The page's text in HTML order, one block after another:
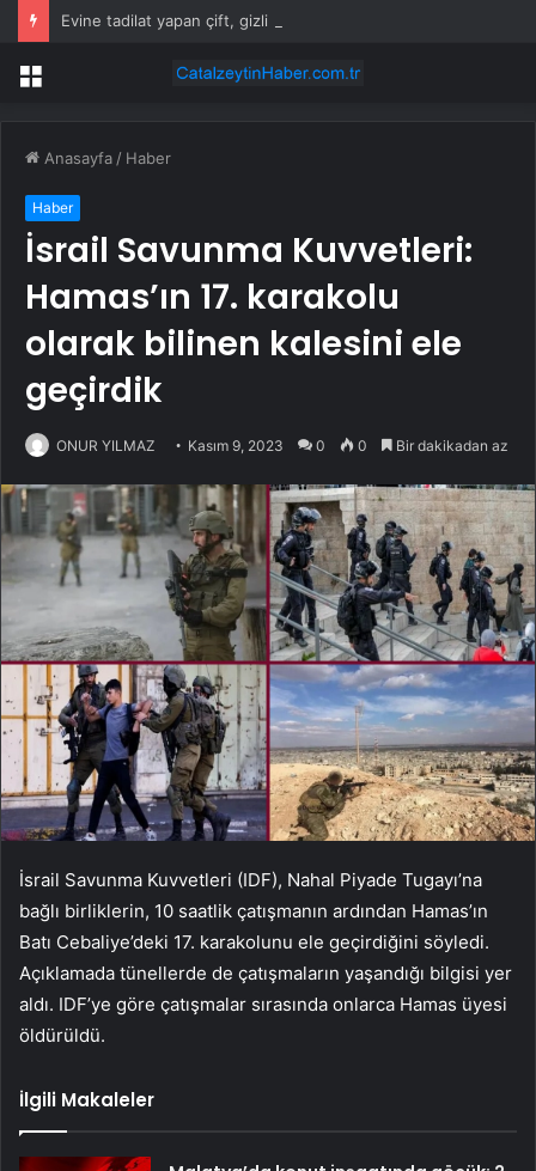
Menü
Anasayfa / Haber
Haber
İsrail Savunma Kuvvetleri:
Hamas’ın 17. karakolu
olarak bilinen kalesini ele
geçirdik
ONUR YILMAZ Kasım 9, 2023 0 0 Bir dakikadan az
İsrail Savunma Kuvvetleri (IDF), Nahal Piyade Tugayı’na
bağlı birliklerin, 10 saatlik çatışmanın ardından Hamas’ın
Batı Cebaliye’deki 17. karakolunu ele geçirdiğini söyledi.
Açıklamada tünellerde de çatışmaların yaşandığı bilgisi yer
aldı. IDF’ye göre çatışmalar sırasında onlarca Hamas üyesi
öldürüldü.
İlgili Makaleler